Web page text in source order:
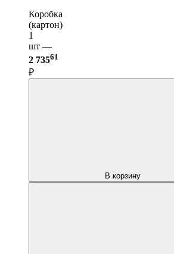
Коробка
(картон)
1
шт —
2 73561
₽
В корзину